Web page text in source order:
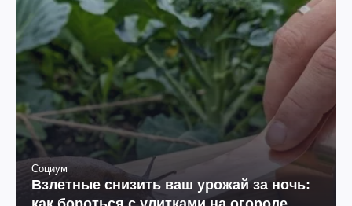
Социум
Взлетные снизить ваш урожай за ночь: